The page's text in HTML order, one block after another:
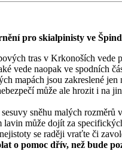
pro skialpinisty ve
tras v Krkonoších vede
vede naopak ve spodních
mapách jsou zakreslené
může ale hrozit i na
sněhu malých
lavin může dojít za
se raději vraťte či
o pomoc dřív, než bude